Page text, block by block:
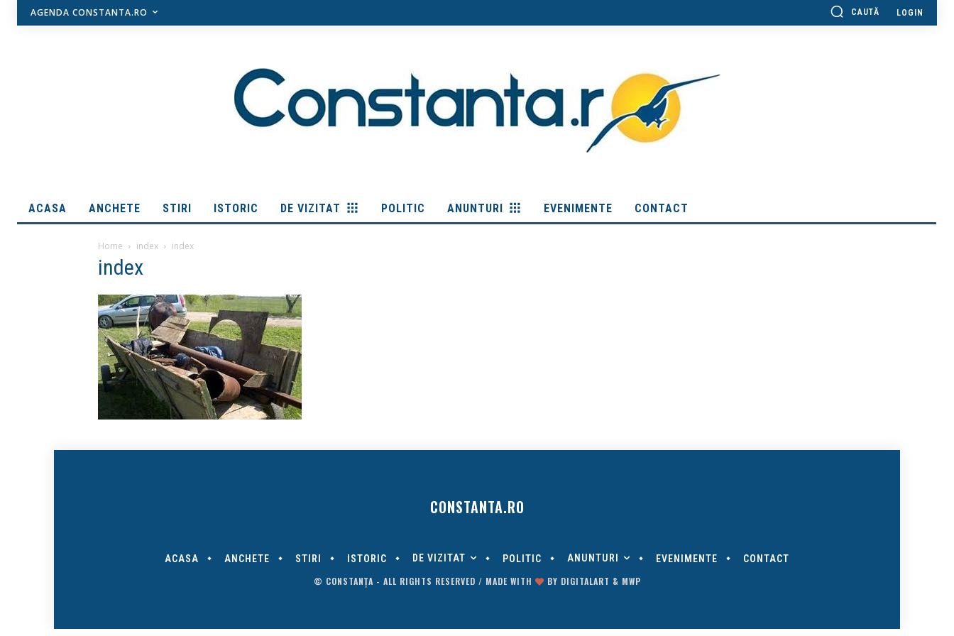
AGENDA CONSTANTA.RO CAUTĂ LOGIN
ACASA ANCHETE STIRI ISTORIC DE VIZITAT POLITIC ANUNTURI EVENIMENTE CONTACT
Home index index
index
CONSTANTA.RO
ACASA ANCHETE STIRI ISTORIC DE VIZITAT POLITIC ANUNTURI EVENIMENTE CONTACT
© CONSTANȚA - ALL RIGHTS RESERVED / MADE WITH BY DIGITALART & MWP